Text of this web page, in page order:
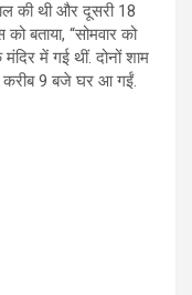
की थी और दूसरी 18
बताया, “सोमवार को
में गई थीं. दोनों शाम
करीब 9 बजे घर आ गईं.